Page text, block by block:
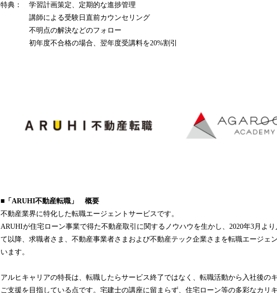
特典： 学習計画策定、定期的な進捗管理
講師による受験日直前カウンセリング
不明点の解決などのフォロー
初年度不合格の場合、翌年度受講料を20%割引
■ 「 ARUHI不動産転職」
概要
不動産業界に特化した転職エージェントサービスです。
ARUHIが住宅ローン事業で得た不動産取引に関するノウハウを生かし、2020年3月よ
て以降、求職者さま、不動産事業者さまおよび不動産テック企業さまを転職エージェ
います。
アルヒキャリアの特長は、転職したらサービス終了ではなく、転職活動から入社後の
ご支援を目指している点です。宅建士の講座に留まらず、住宅ローン等の多彩なカリ